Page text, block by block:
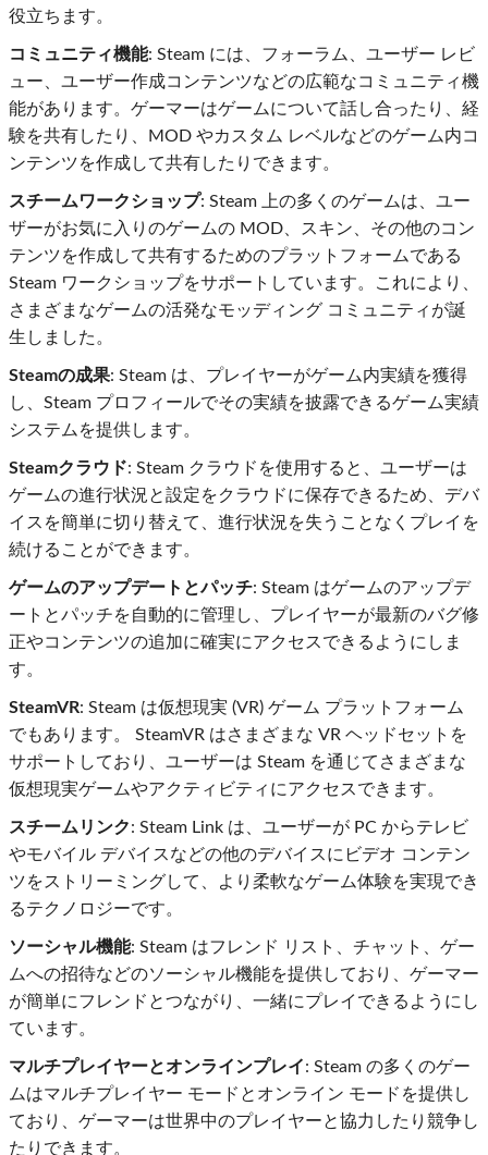
役立ちます。
コミュニティ機能: Steam には、フォーラム、ユーザー レビ
ュー、ユーザー作成コンテンツなどの広範なコミュニティ機
能があります。ゲーマーはゲームについて話し合ったり、経
験を共有したり、MOD やカスタム レベルなどのゲーム内コ
ンテンツを作成して共有したりできます。
スチームワークショップ: Steam 上の多くのゲームは、ユー
ザーがお気に入りのゲームの MOD、スキン、その他のコン
テンツを作成して共有するためのプラットフォームである
Steam ワークショップをサポートしています。これにより、
さまざまなゲームの活発なモッディング コミュニティが誕
生しました。
Steamの成果: Steam は、プレイヤーがゲーム内実績を獲得
し、Steam プロフィールでその実績を披露できるゲーム実績
システムを提供します。
Steamクラウド: Steam クラウドを使用すると、ユーザーは
ゲームの進行状況と設定をクラウドに保存できるため、デバ
イスを簡単に切り替えて、進行状況を失うことなくプレイを
続けることができます。
ゲームのアップデートとパッチ: Steam はゲームのアップデ
ートとパッチを自動的に管理し、プレイヤーが最新のバグ修
正やコンテンツの追加に確実にアクセスできるようにしま
す。
SteamVR: Steam は仮想現実 (VR) ゲーム プラットフォーム
でもあります。 SteamVR はさまざまな VR ヘッドセットを
サポートしており、ユーザーは Steam を通じてさまざまな
仮想現実ゲームやアクティビティにアクセスできます。
スチームリンク: Steam Link は、ユーザーが PC からテレビ
やモバイル デバイスなどの他のデバイスにビデオ コンテン
ツをストリーミングして、より柔軟なゲーム体験を実現でき
るテクノロジーです。
ソーシャル機能: Steam はフレンド リスト、チャット、ゲー
ムへの招待などのソーシャル機能を提供しており、ゲーマー
が簡単にフレンドとつながり、一緒にプレイできるようにし
ています。
マルチプレイヤーとオンラインプレイ: Steam の多くのゲー
ムはマルチプレイヤー モードとオンライン モードを提供し
ており、ゲーマーは世界中のプレイヤーと協力したり競争し
たりできます。